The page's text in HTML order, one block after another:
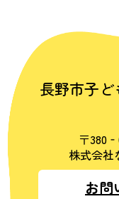
長野市子
〒
株式会社
お問